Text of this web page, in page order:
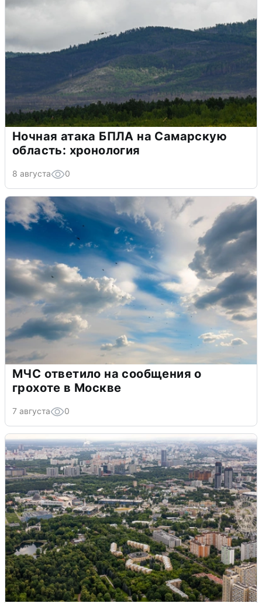
Ночная атака БПЛА на Самарскую
область: хронология
8 августа 0
МЧС ответило на сообщения о
грохоте в Москве
7 августа 0